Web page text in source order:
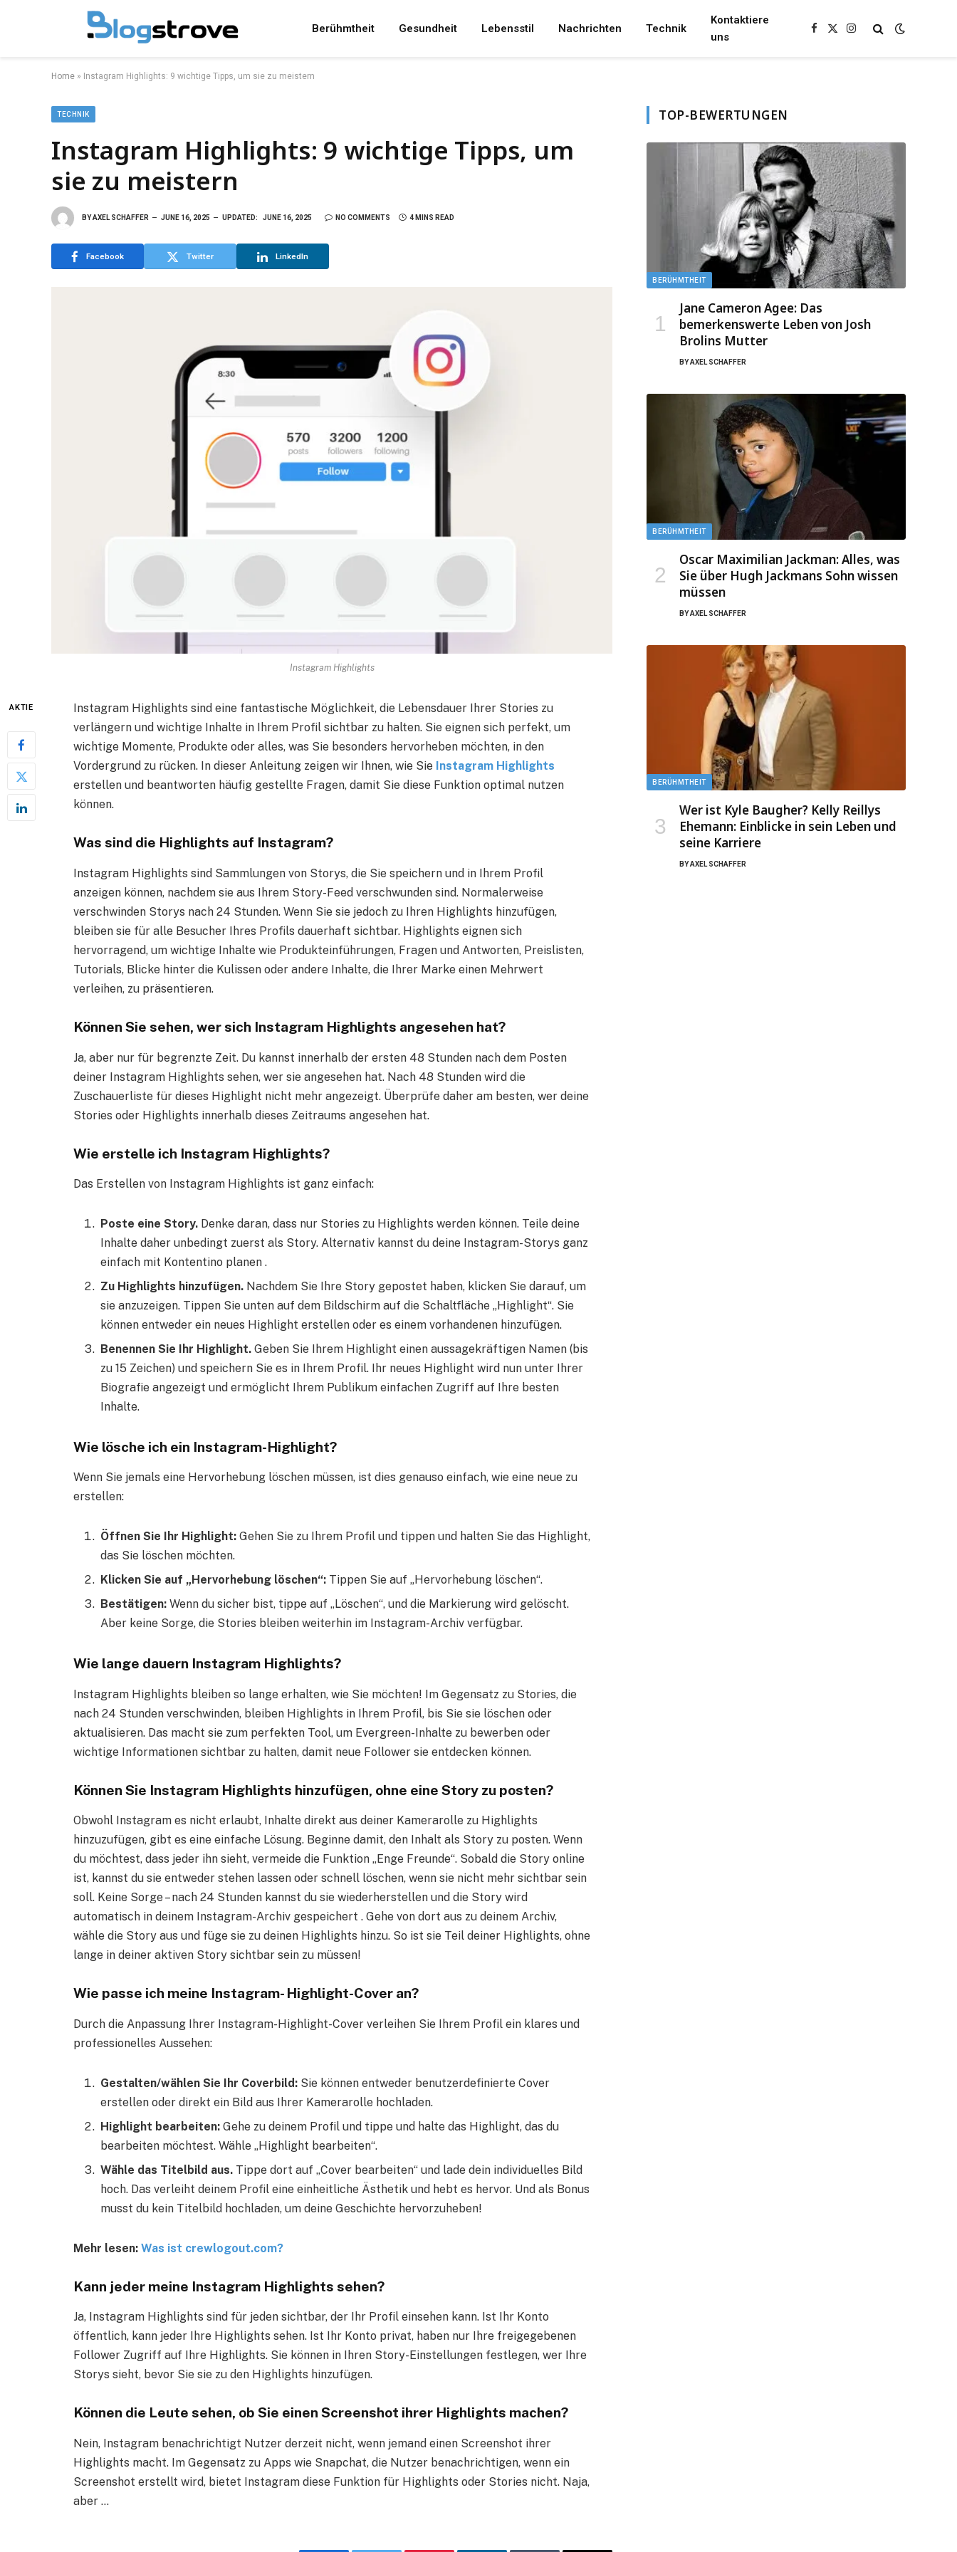
Berühmtheit Gesundheit Lebensstil Nachrichten Technik
Kontaktiere
uns
Facebook
X
Instagram
Home » Instagram Highlights: 9 wichtige Tipps, um sie zu meistern
TECHNIK
Instagram Highlights: 9 wichtige Tipps, um
sie zu meistern
BYAXEL SCHAFFER JUNE 16, 2025 UPDATED: JUNE 16, 2025 NO COMMENTS 4 MINS READ
Facebook Twitter LinkedIn
Instagram Highlights
AKTIE
Instagram Highlights sind eine fantastische Möglichkeit, die Lebensdauer Ihrer Stories zu
verlängern und wichtige Inhalte in Ihrem Profil sichtbar zu halten. Sie eignen sich perfekt, um
wichtige Momente, Produkte oder alles, was Sie besonders hervorheben möchten, in den
Vordergrund zu rücken. In dieser Anleitung zeigen wir Ihnen, wie Sie Instagram Highlights
erstellen und beantworten häufig gestellte Fragen, damit Sie diese Funktion optimal nutzen
können.
Was sind die Highlights auf Instagram?
Instagram Highlights sind Sammlungen von Storys, die Sie speichern und in Ihrem Profil
anzeigen können, nachdem sie aus Ihrem Story-Feed verschwunden sind. Normalerweise
verschwinden Storys nach 24 Stunden. Wenn Sie sie jedoch zu Ihren Highlights hinzufügen,
bleiben sie für alle Besucher Ihres Profils dauerhaft sichtbar. Highlights eignen sich
hervorragend, um wichtige Inhalte wie Produkteinführungen, Fragen und Antworten, Preislisten,
Tutorials, Blicke hinter die Kulissen oder andere Inhalte, die Ihrer Marke einen Mehrwert
verleihen, zu präsentieren.
Können Sie sehen, wer sich Instagram Highlights angesehen hat?
Ja, aber nur für begrenzte Zeit. Du kannst innerhalb der ersten 48 Stunden nach dem Posten
deiner Instagram Highlights sehen, wer sie angesehen hat. Nach 48 Stunden wird die
Zuschauerliste für dieses Highlight nicht mehr angezeigt. Überprüfe daher am besten, wer deine
Stories oder Highlights innerhalb dieses Zeitraums angesehen hat.
Wie erstelle ich Instagram Highlights?
Das Erstellen von Instagram Highlights ist ganz einfach:
Poste eine Story. Denke daran, dass nur Stories zu Highlights werden können. Teile deine
Inhalte daher unbedingt zuerst als Story. Alternativ kannst du deine Instagram-Storys ganz
einfach mit Kontentino planen .
Zu Highlights hinzufügen. Nachdem Sie Ihre Story gepostet haben, klicken Sie darauf, um
sie anzuzeigen. Tippen Sie unten auf dem Bildschirm auf die Schaltfläche „Highlight“. Sie
können entweder ein neues Highlight erstellen oder es einem vorhandenen hinzufügen.
Benennen Sie Ihr Highlight. Geben Sie Ihrem Highlight einen aussagekräftigen Namen (bis
zu 15 Zeichen) und speichern Sie es in Ihrem Profil. Ihr neues Highlight wird nun unter Ihrer
Biografie angezeigt und ermöglicht Ihrem Publikum einfachen Zugriff auf Ihre besten
Inhalte.
Wie lösche ich ein Instagram-Highlight?
Wenn Sie jemals eine Hervorhebung löschen müssen, ist dies genauso einfach, wie eine neue zu
erstellen:
Öffnen Sie Ihr Highlight: Gehen Sie zu Ihrem Profil und tippen und halten Sie das Highlight,
das Sie löschen möchten.
Klicken Sie auf „Hervorhebung löschen“: Tippen Sie auf „Hervorhebung löschen“.
Bestätigen: Wenn du sicher bist, tippe auf „Löschen“, und die Markierung wird gelöscht.
Aber keine Sorge, die Stories bleiben weiterhin im Instagram-Archiv verfügbar.
Wie lange dauern Instagram Highlights?
Instagram Highlights bleiben so lange erhalten, wie Sie möchten! Im Gegensatz zu Stories, die
nach 24 Stunden verschwinden, bleiben Highlights in Ihrem Profil, bis Sie sie löschen oder
aktualisieren. Das macht sie zum perfekten Tool, um Evergreen-Inhalte zu bewerben oder
wichtige Informationen sichtbar zu halten, damit neue Follower sie entdecken können.
Können Sie Instagram Highlights hinzufügen, ohne eine Story zu posten?
Obwohl Instagram es nicht erlaubt, Inhalte direkt aus deiner Kamerarolle zu Highlights
hinzuzufügen, gibt es eine einfache Lösung. Beginne damit, den Inhalt als Story zu posten. Wenn
du möchtest, dass jeder ihn sieht, vermeide die Funktion „Enge Freunde“. Sobald die Story online
ist, kannst du sie entweder stehen lassen oder schnell löschen, wenn sie nicht mehr sichtbar sein
soll. Keine Sorge – nach 24 Stunden kannst du sie wiederherstellen und die Story wird
automatisch in deinem Instagram-Archiv gespeichert . Gehe von dort aus zu deinem Archiv,
wähle die Story aus und füge sie zu deinen Highlights hinzu. So ist sie Teil deiner Highlights, ohne
lange in deiner aktiven Story sichtbar sein zu müssen!
Wie passe ich meine Instagram- Highlight-Cover an?
Durch die Anpassung Ihrer Instagram-Highlight-Cover verleihen Sie Ihrem Profil ein klares und
professionelles Aussehen:
Gestalten/wählen Sie Ihr Coverbild: Sie können entweder benutzerdefinierte Cover
erstellen oder direkt ein Bild aus Ihrer Kamerarolle hochladen.
Highlight bearbeiten: Gehe zu deinem Profil und tippe und halte das Highlight, das du
bearbeiten möchtest. Wähle „Highlight bearbeiten“.
Wähle das Titelbild aus. Tippe dort auf „Cover bearbeiten“ und lade dein individuelles Bild
hoch. Das verleiht deinem Profil eine einheitliche Ästhetik und hebt es hervor. Und als Bonus
musst du kein Titelbild hochladen, um deine Geschichte hervorzuheben!
Mehr lesen: Was ist crewlogout.com?
Kann jeder meine Instagram Highlights sehen?
Ja, Instagram Highlights sind für jeden sichtbar, der Ihr Profil einsehen kann. Ist Ihr Konto
öffentlich, kann jeder Ihre Highlights sehen. Ist Ihr Konto privat, haben nur Ihre freigegebenen
Follower Zugriff auf Ihre Highlights. Sie können in Ihren Story-Einstellungen festlegen, wer Ihre
Storys sieht, bevor Sie sie zu den Highlights hinzufügen.
Können die Leute sehen, ob Sie einen Screenshot ihrer Highlights machen?
Nein, Instagram benachrichtigt Nutzer derzeit nicht, wenn jemand einen Screenshot ihrer
Highlights macht. Im Gegensatz zu Apps wie Snapchat, die Nutzer benachrichtigen, wenn ein
Screenshot erstellt wird, bietet Instagram diese Funktion für Highlights oder Stories nicht. Naja,
aber …
TOP-BEWERTUNGEN
BERÜHMTHEIT
Jane Cameron Agee: Das
bemerkenswerte Leben von Josh
Brolins Mutter
BYAXEL SCHAFFER
BERÜHMTHEIT
Oscar Maximilian Jackman: Alles, was
Sie über Hugh Jackmans Sohn wissen
müssen
BYAXEL SCHAFFER
BERÜHMTHEIT
Wer ist Kyle Baugher? Kelly Reillys
Ehemann: Einblicke in sein Leben und
seine Karriere
BYAXEL SCHAFFER